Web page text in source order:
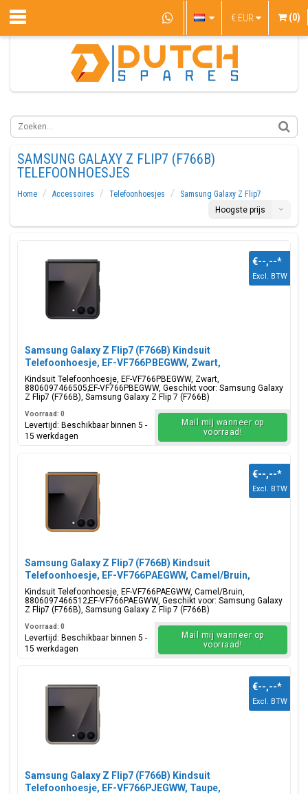
€ EUR (0)
SAMSUNG GALAXY Z FLIP7 (F766B)
TELEFOONHOESJES
Home Accessoires Telefoonhoesjes
Samsung Galaxy Z Flip7
Hoogste prijs
Samsung Galaxy Z Flip7 (F766B) Kindsuit
Telefoonhoesje, EF-VF766PBEGWW, Zwart,
Blisterverpakking, 8806097466505;EF-VF766PBEGWW
Kindsuit Telefoonhoesje, EF-VF766PBEGWW, Zwart,
8806097466505;EF-VF766PBEGWW, Geschikt voor: Samsung Galaxy
Z Flip7 (F766B), Samsung Galaxy Z Flip 7 (F766B)
€--,--*
Excl. BTW
Voorraad: 0
Levertijd: Beschikbaar binnen 5 -
15 werkdagen
Mail mij wanneer op
voorraad!
Samsung Galaxy Z Flip7 (F766B) Kindsuit
Telefoonhoesje, EF-VF766PAEGWW, Camel/Bruin,
Blisterverpakking, 8806097466512;EF-VF766PAEGWW
Kindsuit Telefoonhoesje, EF-VF766PAEGWW, Camel/Bruin,
8806097466512;EF-VF766PAEGWW, Geschikt voor: Samsung Galaxy
Z Flip7 (F766B), Samsung Galaxy Z Flip 7 (F766B)
€--,--*
Excl. BTW
Voorraad: 0
Levertijd: Beschikbaar binnen 5 -
15 werkdagen
Mail mij wanneer op
voorraad!
Samsung Galaxy Z Flip7 (F766B) Kindsuit
Telefoonhoesje, EF-VF766PJEGWW, Taupe,
€--,--*
Excl. BTW